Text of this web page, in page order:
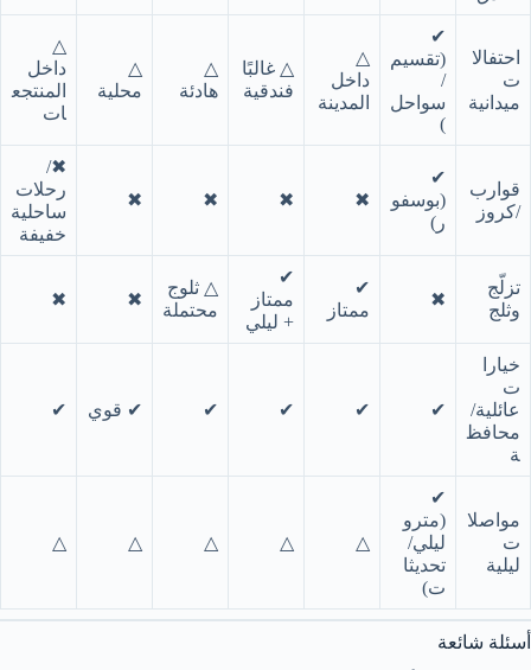
احتفالا
ت
ميدانية
✔︎
(تقسيم
/
سواحل
)
△
داخل
المدينة
△ غالبًا
فندقية
△
هادئة
△
محلية
△
داخل
المنتجع
ات
قوارب
/كروز
✔︎
(بوسفو
ر)
✖︎
✖︎
✖︎
✖︎
✖︎/
رحلات
ساحلية
خفيفة
تزلّج
وثلج
✖︎
✔︎
ممتاز
✔︎
ممتاز
+ ليلي
△ ثلوج
محتملة
✖︎
✖︎
خيارا
ت
عائلية/
محافظ
ة
✔︎
✔︎
✔︎
✔︎ ✔︎ قوي ✔︎
مواصلا
ت
ليلية
✔︎
(مترو
ليلي/
تحديثا
ت)
△
△
△
△
△
أسئلة شائعة